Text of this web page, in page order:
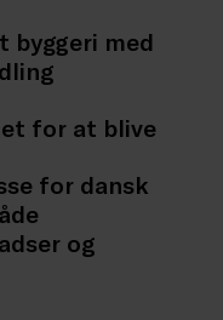
byggeri med
for at blive
for dansk
og